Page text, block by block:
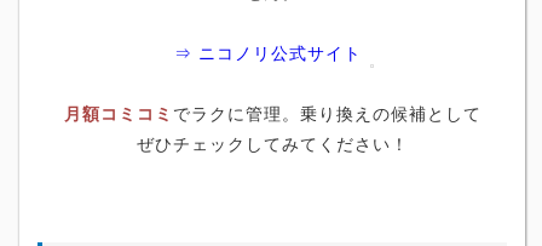
⇒ ニコノリ公式サイト
月額コミコミ でラクに管理。乗り換えの候補として
ぜひチェックしてみてください！